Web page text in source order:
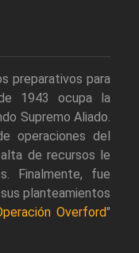
preparativos para
1943 ocupa la
Supremo Aliado.
operaciones del
de recursos le
Finalmente, fue
planteamientos
Overford"